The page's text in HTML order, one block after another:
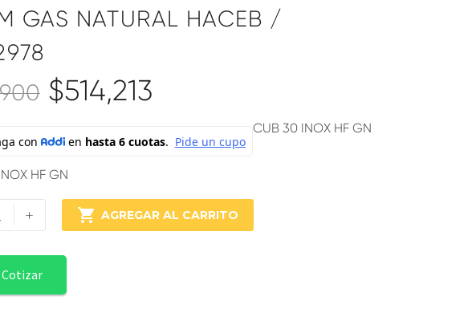
GAS NATURAL HACEB /
$514,213
CUB 30 INOX HF GN
HF GN
+  AGREGAR AL CARRITO
Cotizar